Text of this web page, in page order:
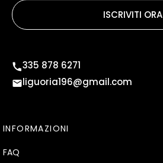
ISCRIVITI ORA
335 878 6271
liguoria196@gmail.com
INFORMAZIONI
FAQ